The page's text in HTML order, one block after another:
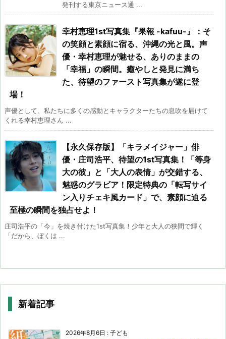
発刊する東京ニュース通 ...
幸村恵理1st写真集『果報 -kafuu-』：そ
の笑顔と素顔に宿る、沖縄の光と風。声
優・幸村恵理が魅せる、ありのままの
「幸福」の瞬間。癒やしと発見に満ち
た、待望のファースト写真集が遂に登
場！
声優として、私たちに多くの感動とキャラクターたちの息吹を届けて
くれる幸村恵理さん ...
【永久保存版】「キラメイジャー」俳
優・庄司浩平、待望の1st写真集！「等身
大の彼」と「大人の表情」が交錯する、
魅惑のグラビア！限定特典の「転写サイ
ン入りチェキ風カード」で、素顔に迫る
至極の瞬間を独占せよ！
庄司浩平の「今」を焼き付けた1st写真集！少年と大人の狭間で輝く
「だから、ぼくは ...
新着記事
2026年8月6日 : 子ども